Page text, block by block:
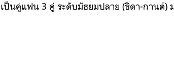
เป็นคู่แฟน 3 คู่ ระดับมัธยมปลาย (ธิดา-กานต์)